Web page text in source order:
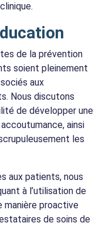
de la prévention
soient pleinement
aux
Nous discutons
de développer une
ainsi
les
aux patients, nous
à l’utilisation de
manière proactive
de soins de